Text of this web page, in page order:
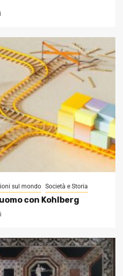
sul mondo Società e Storia
con Kohlberg